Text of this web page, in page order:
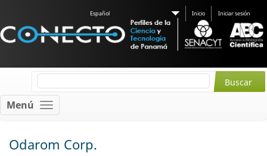
Español Inicio Iniciar sesión
Menú
Odarom Corp.